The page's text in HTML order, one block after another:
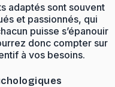
adaptés sont souvent
et passionnés, qui
puisse s’épanouir
donc compter sur
à vos besoins.